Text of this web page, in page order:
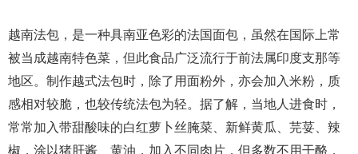
越南法包，是一种具南亚色彩的法国面包，虽然在国际上常
被当成越南特色菜，但此食品广泛流行于前法属印度支那等
地区。制作越式法包时，除了用面粉外，亦会加入米粉，质
感相对较脆，也较传统法包为轻。据了解，当地人进食时，
常常加入带甜酸味的白红萝卜丝腌菜、新鲜黄瓜、芫荽、辣
椒，涂以猪肝酱、黄油，加入不同肉片，但多数不用干酪，